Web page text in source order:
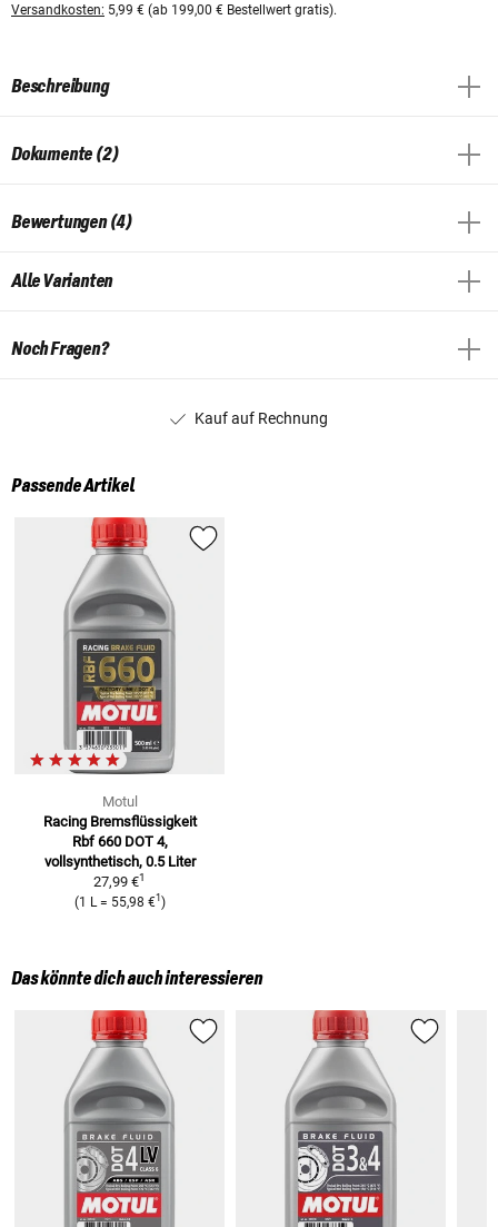
Versandkosten: 5,99 € (ab 199,00 € Bestellwert gratis).
Beschreibung
Dokumente (2)
Bewertungen (4)
Alle Varianten
Noch Fragen?
Kauf auf Rechnung
Passende Artikel
Motul
Racing Bremsflüssigkeit
Rbf 660 DOT 4,
vollsynthetisch, 0.5 Liter
27,99 €1
(1 L = 55,98 €1 )
Das könnte dich auch interessieren